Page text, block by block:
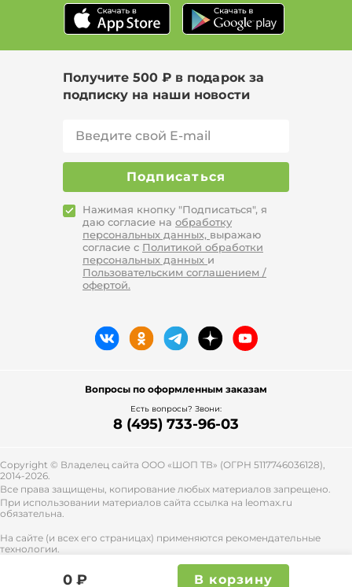
0 ₽ В корзину
Получите 500 ₽ в подарок за
подписку на наши новости
Подписаться
Нажимая кнопку "Подписаться", я
даю согласие на обработку
персональных данных, выражаю
согласие с Политикой обработки
персональных данных и
Пользовательским соглашением /
офертой.
Вопросы по оформленным заказам
Есть вопросы? Звони:
8 (495) 733-96-03
Copyright © Владелец сайта ООО «ШОП ТВ» (ОГРН 5117746036128),
2014-2026.
Все права защищены, копирование любых материалов запрещено.
При использовании материалов сайта ссылка на leomax.ru
обязательна.
На сайте (и всех его страницах) применяются рекомендательные
технологии.